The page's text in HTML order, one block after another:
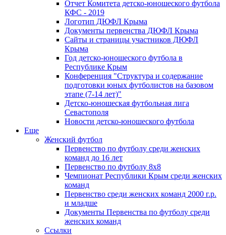
Отчет Комитета детско-юношеского футбола
КФС - 2019
Логотип ДЮФЛ Крыма
Документы первенства ДЮФЛ Крыма
Сайты и страницы участников ДЮФЛ
Крыма
Год детско-юношеского футбола в
Республике Крым
Конференция "Структура и содержание
подготовки юных футболистов на базовом
этапе (7-14 лет)"
Детско-юношеская футбольная лига
Севастополя
Новости детско-юношеского футбола
Еще
Женский футбол
Первенство по футболу среди женских
команд до 16 лет
Первенство по футболу 8х8
Чемпионат Республики Крым среди женских
команд
Первенство среди женских команд 2000 г.р.
и младше
Документы Первенства по футболу среди
женских команд
Ссылки